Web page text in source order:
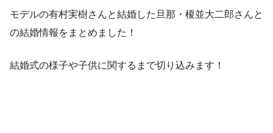
モデルの有村実樹さんと結婚した旦那・榎並大二郎さんと
の結婚情報をまとめました！
結婚式の様子や子供に関するまで切り込みます！